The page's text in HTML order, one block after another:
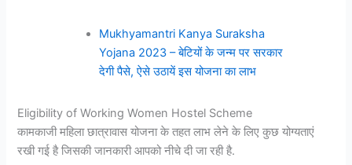
Mukhyamantri Kanya Suraksha
Yojana 2023 – बेटियों के जन्म पर सरकार
देगी पैसे, ऐसे उठायें इस योजना का लाभ
Eligibility of Working Women Hostel Scheme
कामकाजी महिला छात्रावास योजना के तहत लाभ लेने के लिए कुछ योग्यताएं
रखी गई है जिसकी जानकारी आपको नीचे दी जा रही है.